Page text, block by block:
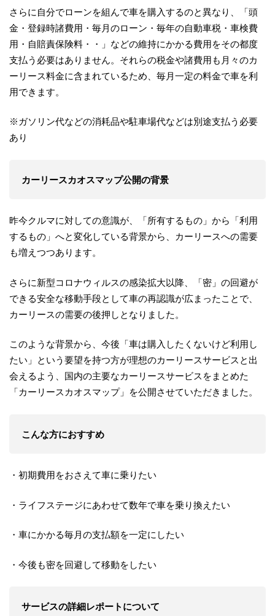
さらに自分でローンを組んで車を購入するのと異なり、「頭
金・登録時諸費用・毎月のローン・毎年の自動車税・車検費
用・自賠責保険料・・」などの維持にかかる費用をその都度
支払う必要はありません。それらの税金や諸費用も月々のカ
ーリース料金に含まれているため、毎月一定の料金で車を利
用できます。
※ガソリン代などの消耗品や駐車場代などは別途支払う必要
あり
カーリースカオスマップ公開の背景
昨今クルマに対しての意識が、「所有するもの」から「利用
するもの」へと変化している背景から、カーリースへの需要
も増えつつあります。
さらに新型コロナウィルスの感染拡大以降、「密」の回避が
できる安全な移動手段として車の再認識が広まったことで、
カーリースの需要の後押しとなりました。
このような背景から、今後「車は購入したくないけど利用し
たい」という要望を持つ方が理想のカーリースサービスと出
会えるよう、国内の主要なカーリースサービスをまとめた
「カーリースカオスマップ」を公開させていただきました。
こんな方におすすめ
・初期費用をおさえて車に乗りたい
・ライフステージにあわせて数年で車を乗り換えたい
・車にかかる毎月の支払額を一定にしたい
・今後も密を回避して移動をしたい
サービスの詳細レポートについて